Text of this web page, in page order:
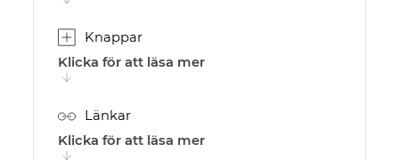
Knappar
Klicka för att läsa mer
Länkar
Klicka för att läsa mer